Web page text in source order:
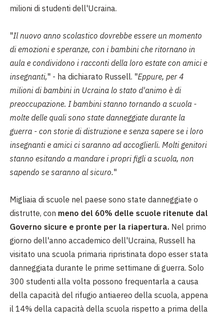
milioni di studenti dell'Ucraina.
"Il nuovo anno scolastico dovrebbe essere un momento
di emozioni e speranze, con i bambini che ritornano in
aula e condividono i racconti della loro estate con amici e
insegnanti," - ha dichiarato Russell. "Eppure, per 4
milioni di bambini in Ucraina lo stato d'animo è di
preoccupazione. I bambini stanno tornando a scuola -
molte delle quali sono state danneggiate durante la
guerra - con storie di distruzione e senza sapere se i loro
insegnanti e amici ci saranno ad accoglierli. Molti genitori
stanno esitando a mandare i propri figli a scuola, non
sapendo se saranno al sicuro."
Migliaia di scuole nel paese sono state danneggiate o
distrutte, con meno del 60% delle scuole ritenute dal
Governo sicure e pronte per la riapertura. Nel primo
giorno dell'anno accademico dell'Ucraina, Russell ha
visitato una scuola primaria ripristinata dopo esser stata
danneggiata durante le prime settimane di guerra. Solo
300 studenti alla volta possono frequentarla a causa
della capacità del rifugio antiaereo della scuola, appena
il 14% della capacità della scuola rispetto a prima della